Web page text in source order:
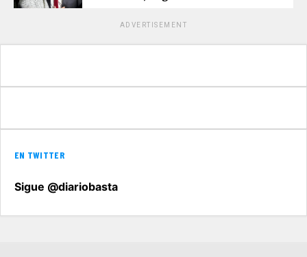
ADVERTISEMENT
EN TWITTER
Sigue @diariobasta